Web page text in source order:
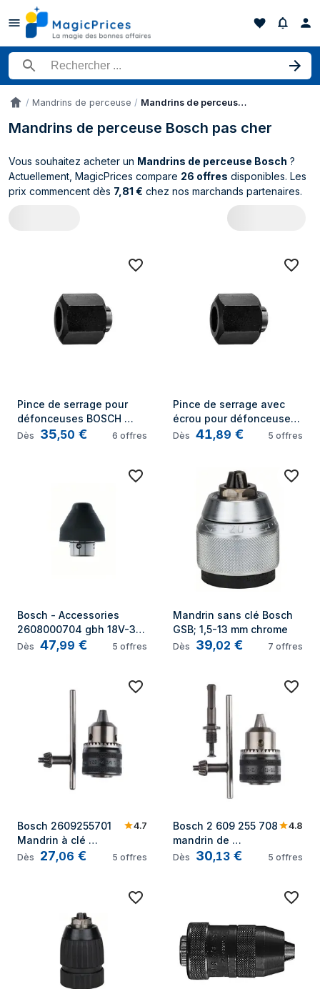
Rechercher un produit
AccueilMandrins de perceuse Mandrins de perceuse Bosch
Mandrins de perceuse Bosch pas cher
Vous souhaitez acheter un Mandrins de perceuse Bosch ?
Actuellement, MagicPrices compare 26 offres disponibles. Les
prix commencent dès 7,81 € chez nos marchands partenaires.
Catalogue Bosch Mandrins de
Pince de serrage pour
défonceuses BOSCH
2608570101 - ø 1/4 - Noir
Dès 35,50 € 6 offres
Pince de serrage avec
écrou pour défonceuses
ø ...
Dès 41,89 € 5 offres
Bosch - Accessories
2608000704 gbh 18V-34
cf Mandrin sds plus
Dès 47,99 € 5 offres
Mandrin sans clé Bosch
GSB; 1,5-13 mm chrome
Dès 39,02 € 7 offres
Bosch 2609255701
Mandrin à clé
1/2"-20
4.7
Dès 27,06 € 5 offres
Bosch 2 609 255 708
mandrin de
perceuse Mandrin à
4.8
Dès 30,13 € 5 offres